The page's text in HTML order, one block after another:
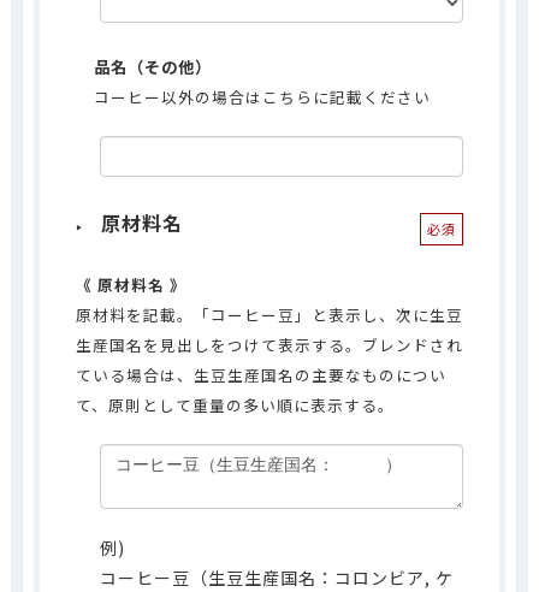
品名（その他）
コーヒー以外の場合はこちらに記載ください
原材料名 必須
原材料名
原材料を記載。「コーヒー豆」と表示し、次に生豆
生産国名を見出しをつけて表示する。ブレンドされ
ている場合は、生豆生産国名の主要なものについ
て、原則として重量の多い順に表示する。
例)
コーヒー豆（生豆生産国名：コロンビア, ケ